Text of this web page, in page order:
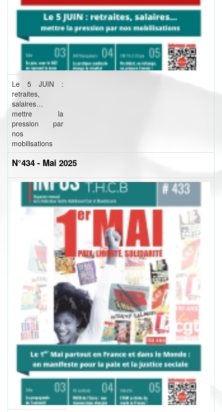
Le 5 JUIN :
retraites,
salaires…
mettre la
pression par
nos
mobilisations
N°434 - Mai 2025